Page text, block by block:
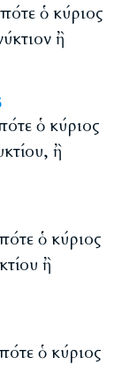
ὁ κύριος
ἢ
ὁ κύριος
ἢ
ὁ κύριος
ἢ
ὁ κύριος